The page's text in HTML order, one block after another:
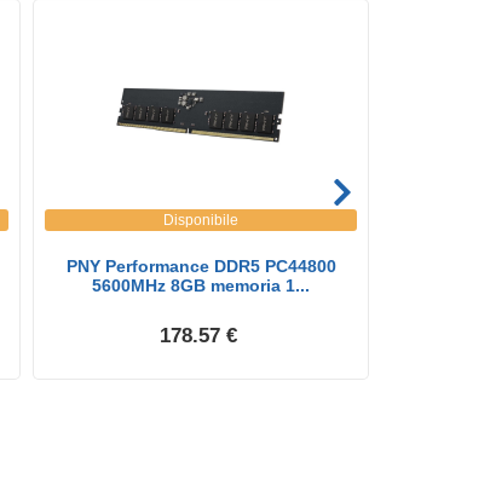
Disponibile
PNY Performance DDR5 PC44800
5600MHz 8GB memoria 1...
178.57 €